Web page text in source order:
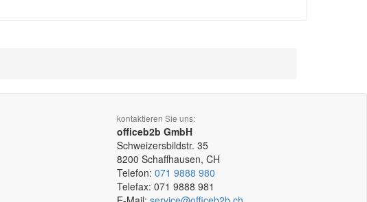
kontaktieren Sie uns:
officeb2b GmbH
Schweizersbildstr. 35
8200 Schaffhausen, CH
Telefon: 071 9888 980
Telefax: 071 9888 981